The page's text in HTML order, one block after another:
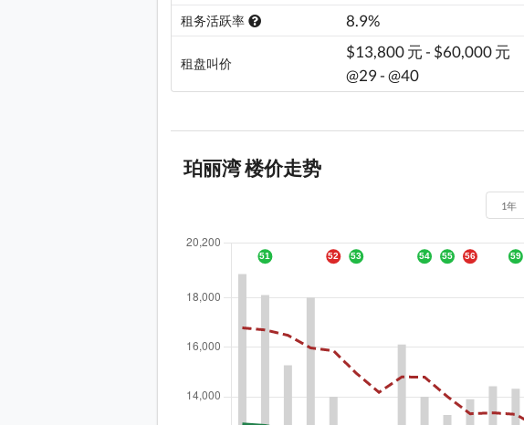
租务活跃率 8.9%
租盘叫价
$13,800 元 - $60,000 元
@29 - @40
珀丽湾 楼价走势
1年